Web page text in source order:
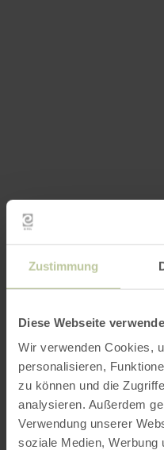
Zustimmung
Diese Webseite
Wir verwenden Cookies,
personalisieren,
zu können und die
analysieren. Außerdem
Verwendung unserer
soziale Medien, Werbung